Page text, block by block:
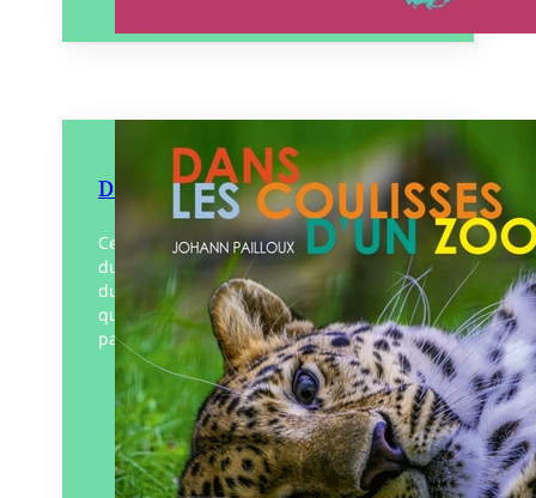
Dans les coulisses d’un zoo
Ce beau livre vous dévoile les coulisses
du spectacle du vivant offert aux visiteurs
du zoo de la Boissière-du-Doré, le travail
quotidien de toute une équipe de
passionnés,…
Éditeur :D’Orbestier – Rêves
Bleus
Paru le07/06/2024